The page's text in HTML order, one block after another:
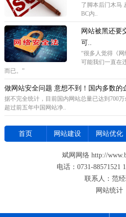
了脚本后门木马
BC内..
网站被黑还要
可..
“很多人觉得《
可能我们一直在
而已。”
做网站安全问题 意想不到！国内多数的
据不完全统计，目前国内网站总量已达到700
超过前五年中国网站净..
首页 网站建设 网站优化
斌网网络 http://
电话：0731-88571521
联系人：范
网站统计